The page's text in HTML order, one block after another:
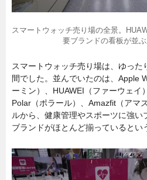
スマートウォッチ売り場の全景。
要ブランドの看板が並
スマートウォッチ売り場は、ゆっ
間でした。並んでいたのは、Apple
ーミン）、HUAWEI（ファーウェイ
Polar（ポラール）、Amazfit（アマ
ルから、健康管理やスポーツに強
ブランドがほとんど揃っているとい